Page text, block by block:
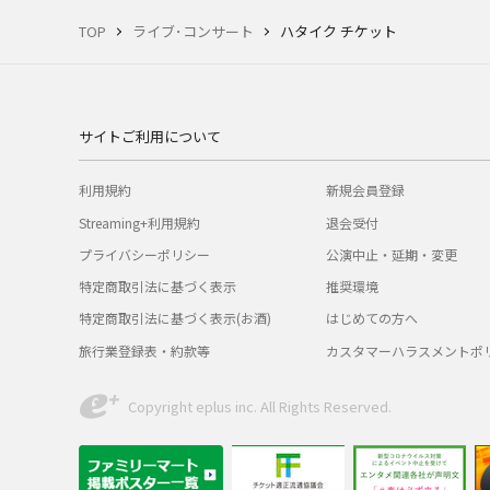
TOP ライブ･コンサート ハタイク チケット
サイトご利用について
利用規約
Streaming+利用規約
プライバシーポリシー
特定商取引法に基づく表示
特定商取引法に基づく表示(お酒)
旅行業登録表・約款等
新規会員登録
退会受付
公演中止・延期・変更
推奨環境
はじめての方へ
カスタマーハラスメントポ
Copyright eplus inc. All Rights Reserved.